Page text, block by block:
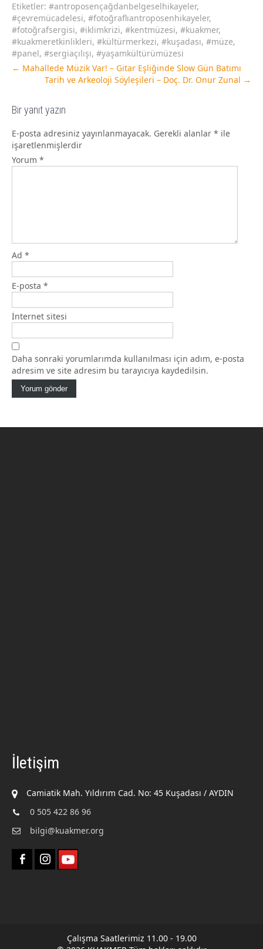
Etiketler: #antroposençağdanbelgeselhikayeler,
#çevremücadelesi, #fotoğraflıantroposenhikayeler,
#fotoğrafsergisi, #iklimkrizi, #kentmüzesi, #kuakmer,
#kuakmeretkinlikleri, #kültürmerkezi, #kuşadası, #müze,
#panel, #sergiaçılışı, #yaşamkültürümüzesi
← Mahallede Müzik Var! – Gitar Eşliğinde Slow Gün Batımı
Tarih ve Arkeoloji Söyleşileri – Doç. Dr. Onur Zunal →
Bir yanıt yazın
E-posta adresiniz yayınlanmayacak. Gerekli alanlar * ile
işaretlenmişlerdir
Yorum *
Ad *
E-posta *
İnternet sitesi
Daha sonraki yorumlarımda kullanılması için adım, e-posta
adresim ve site adresim bu tarayıcıya kaydedilsin.
İletişim
Camiatik Mah. Yıldırım Cad. No: 45 Kuşadası / AYDIN
0 505 422 86 96
bilgi@kuakmer.org
Çalışma Saatlerimiz 11.00 - 19.00